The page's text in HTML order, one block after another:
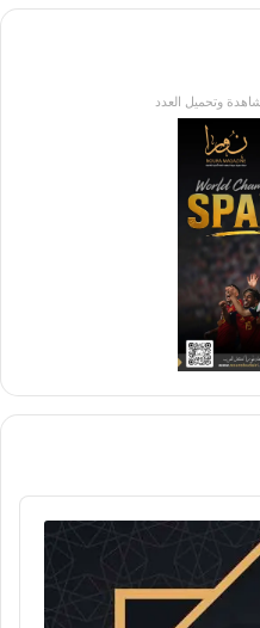
وتحميل العدد